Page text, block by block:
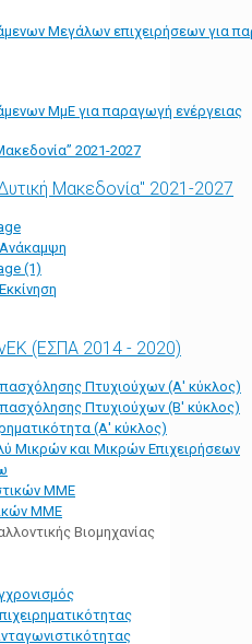
Μεγάλων επιχειρήσεων για
ΜμΕ για παραγωγή ενέργειας
2021-2027
Μακεδονία" 2021-2027
Ανάκαμψη
(ΕΣΠΑ 2014 - 2020)
Πτυχιούχων (Α' κύκλος)
Πτυχιούχων (Β' κύκλος)
(Α' κύκλος)
Μικρών και Μικρών Επιχειρήσεων
ΜΜΕ
ΜΜΕ
Βιομηχανίας